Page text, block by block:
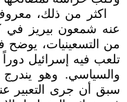
اكثر من ذلك،
عنه شمعون بيريز في
من التسعينيات،
تلعب فيه إسرائيل
والسياسي. وهو
سبق أن جرى التعبير